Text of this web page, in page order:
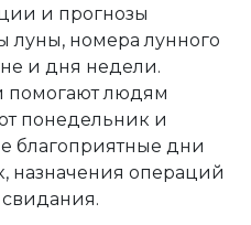
и прогнозы
луны, номера лунного
и дня недели.
людям
понедельник и
благоприятные дни
назначения операций